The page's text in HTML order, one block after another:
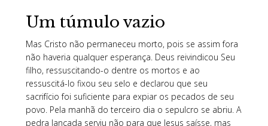
Um túmulo vazio
Mas Cristo não permaneceu morto, pois se assim fora
não haveria qualquer esperança. Deus reivindicou Seu
filho, ressuscitando-o dentre os mortos e ao
ressuscitá-lo fixou seu selo e declarou que seu
sacrifício foi suficiente para expiar os pecados de seu
povo. Pela manhã do terceiro dia o sepulcro se abriu. A
pedra lançada serviu não para que Jesus saísse, mas